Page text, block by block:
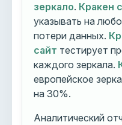
зеркало. Кракен
указывать на
потери данных.
сайт тестирует
каждого зеркала.
европейское
на 30%.
Аналитический